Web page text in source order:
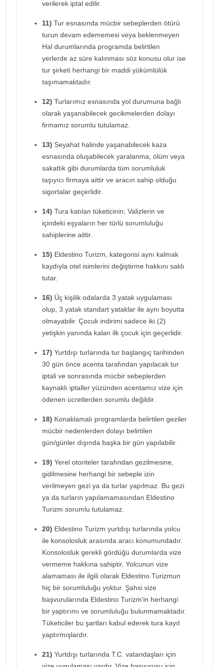
verilerek iptal edilir.
11) Tur esnasında mücbir sebeplerden ötürü
turun devam edememesi veya beklenmeyen
Hal durumlarında programda belirtilen
yerlerde az süre kalınması söz konusu olur ise
tur şirketi herhangi bir maddi yükümlülük
taşımamaktadır.
12) Turlarımız esnasında yol durumuna bağlı
olarak yaşanabilecek gecikmelerden dolayı
firmamız sorumlu tutulamaz.
13) Seyahat halinde yaşanabilecek kaza
esnasında oluşabilecek yaralanma, ölüm veya
sakatlık gibi durumlarda tüm sorumluluk
taşıyıcı firmaya aittir ve aracın sahip olduğu
sigortalar geçerlidir.
14) Tura katılan tüketicinin; Valizlerin ve
içindeki eşyaların her türlü sorumluluğu
sahiplerine aittir.
15) Eldestino Turizm, kategorisi aynı kalmak
kaydıyla otel isimlerini değiştirme hakkını saklı
tutar.
16) Üç kişilik odalarda 3.yatak uygulaması
olup, 3.yatak standart yataklar ile aynı boyutta
olmayabilir. Çocuk indirimi sadece iki (2)
yetişkin yanında kalan ilk çocuk için geçerlidir.
17) Yurtdışı turlarında tur başlangıç tarihinden
30 gün önce acenta tarafından yapılacak tur
iptali ve sonrasında mücbir sebeplerden
kaynaklı iptaller yüzünden acentamız vize için
ödenen ücretlerden sorumlu değildir.
18) Konaklamalı programlarda belirtilen geziler
mücbir nedenlerden dolayı belirtilen
gün/günler dışında başka bir gün yapılabilir.
19) Yerel otoriteler tarafından gezilmesine,
gidilmesine herhangi bir sebeple izin
verilmeyen gezi ya da turlar yapılmaz. Bu gezi
ya da turların yapılamamasından Eldestino
Turizm sorumlu tutulamaz.
20) Eldestino Turizm yurtdışı turlarında yolcu
ile konsolosluk arasında aracı konumundadır.
Konsolosluk gerekli gördüğü durumlarda vize
vermeme hakkına sahiptir, Yolcunun vize
alamaması ile ilgili olarak Eldestino Turizmun
hiç bir sorumluluğu yoktur. Şahsi vize
başvurularında Eldestino Turizm'in herhangi
bir yaptırımı ve sorumluluğu bulunmamaktadır.
Tüketiciler bu şartları kabul ederek tura kayıt
yaptırmışlardır.
21) Yurtdışı turlarında T.C. vatandaşları için